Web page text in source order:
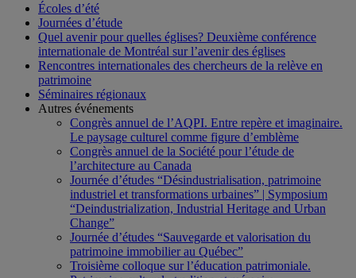
Écoles d’été
Journées d’étude
Quel avenir pour quelles églises? Deuxième conférence
internationale de Montréal sur l’avenir des églises
Rencontres internationales des chercheurs de la relève en
patrimoine
Séminaires régionaux
Autres événements
Congrès annuel de l’AQPI. Entre repère et imaginaire.
Le paysage culturel comme figure d’emblème
Congrès annuel de la Société pour l’étude de
l’architecture au Canada
Journée d’études “Désindustrialisation, patrimoine
industriel et transformations urbaines” | Symposium
“Deindustrialization, Industrial Heritage and Urban
Change”
Journée d’études “Sauvegarde et valorisation du
patrimoine immobilier au Québec”
Troisième colloque sur l’éducation patrimoniale.